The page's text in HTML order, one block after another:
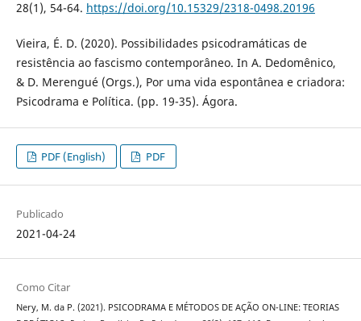
28(1), 54-64. https://doi.org/10.15329/2318-0498.20196
Vieira, É. D. (2020). Possibilidades psicodramáticas de
resistência ao fascismo contemporâneo. In A. Dedomênico,
& D. Merengué (Orgs.), Por uma vida espontânea e criadora:
Psicodrama e Política. (pp. 19-35). Ágora.
PDF (English) PDF
Publicado
2021-04-24
Como Citar
Nery, M. da P. (2021). PSICODRAMA E MÉTODOS DE AÇÃO ON-LINE: TEORIAS